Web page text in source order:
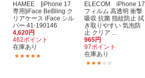
HAMEE [iPhone 17
専用]iFace BeBling ク
リアケース iFace シル
バー 41-190146
4,620円
462ポイント
在庫あり
ELECOM iPhone 17
フィルム 高透明 衝撃
吸収 抗菌 指紋防止 拭
き取りやすい 気泡防
止 クリア ...
965円
97ポイント
在庫あり